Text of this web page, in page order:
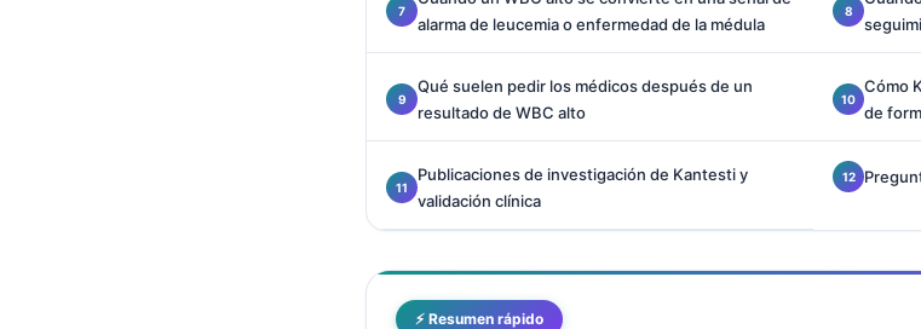
alarma de leucemia o enfermedad de la médula
Qué suelen pedir los médicos después de un
resultado de WBC alto
Cómo
de
Publicaciones de investigación de Kantesti y
validación clínica
⚡ Resumen rápido